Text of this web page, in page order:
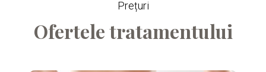
Prețuri
Ofertele tratamentului